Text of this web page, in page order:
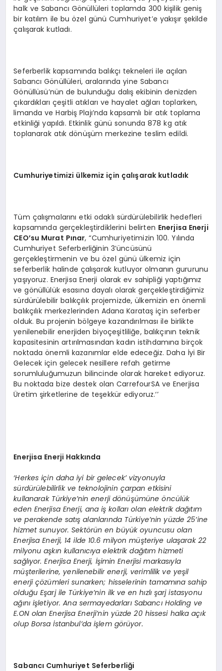
halk ve Sabancı Gönüllüleri toplamda 300 kişilik geniş
bir katılım ile bu özel günü Cumhuriyet’e yakışır şekilde
çalışarak kutladı.
Seferberlik kapsamında balıkçı tekneleri ile açılan
Sabancı Gönüllüleri, aralarında yine Sabancı
Gönüllüsü’nün de bulunduğu dalış ekibinin denizden
çıkardıkları çeşitli atıkları ve hayalet ağları toplarken,
limanda ve Harbiş Plajı’nda kapsamlı bir atık toplama
etkinliği yapıldı. Etkinlik günü sonunda 878 kg atık
toplanarak atık dönüşüm merkezine teslim edildi.
Cumhuriyetimizi ülkemiz için çalışarak kutladık
Tüm çalışmalarını etki odaklı sürdürülebilirlik hedefleri
kapsamında gerçekleştirdiklerini belirten Enerjisa Enerji
CEO’su Murat Pınar, “Cumhuriyetimizin 100. Yılında
Cumhuriyet Seferberliğinin 3’üncüsünü
gerçekleştirmenin ve bu özel günü ülkemiz için
seferberlik halinde çalışarak kutluyor olmanın gururunu
yaşıyoruz. Enerjisa Enerji olarak ev sahipliği yaptığımız
ve gönüllülük esasına dayalı olarak gerçekleştirdiğimiz
sürdürülebilir balıkçılık projemizde, ülkemizin en önemli
balıkçılık merkezlerinden Adana Karataş için seferber
olduk. Bu projenin bölgeye kazandırılması ile birlikte
yenilenebilir enerjiden biyoçeşitliliğe, balıkçının teknik
kapasitesinin artırılmasından kadın istihdamına birçok
noktada önemli kazanımlar elde edeceğiz. Daha İyi Bir
Gelecek için gelecek nesillere refah getirme
sorumluluğumuzun bilincinde olarak hareket ediyoruz.
Bu noktada bize destek olan CarrefourSA ve Enerjisa
Üretim şirketlerine de teşekkür ediyoruz.‘’
Enerjisa Enerji Hakkında
‘Herkes için daha iyi bir gelecek’ vizyonuyla
sürdürülebilirlik ve teknolojinin çarpan etkisini
kullanarak Türkiye’nin enerji dönüşümüne öncülük
eden Enerjisa Enerji, ana iş kolları olan elektrik dağıtım
ve perakende satış alanlarında Türkiye’nin yüzde 25’ine
hizmet sunuyor. Sektörün en büyük oyuncusu olan
Enerjisa Enerji, 14 ilde 10.6 milyon müşteriye ulaşarak 22
milyonu aşkın kullanıcıya elektrik dağıtım hizmeti
sağlıyor. Enerjisa Enerji, İşimin Enerjisi markasıyla
müşterilerine, yenilenebilir enerji, verimlilik ve yeşil
enerji çözümleri sunarken; hisselerinin tamamına sahip
olduğu Eşarj ile Türkiye’nin ilk ve en hızlı şarj istasyonu
ağını işletiyor. Ana sermayedarları Sabancı Holding ve
E.ON olan Enerjisa Enerji’nin yüzde 20 hissesi halka açık
olup Borsa İstanbul’da işlem görüyor.
Sabancı Cumhuriyet Seferberliği